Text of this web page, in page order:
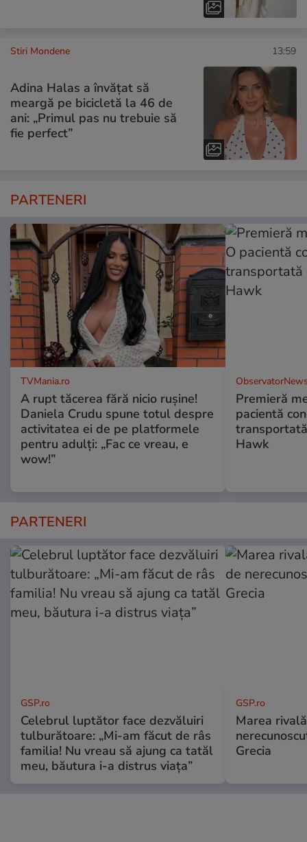
Stiri Mondene 13:59
Adina Halas a învățat să
meargă pe bicicletă la 46 de
ani: „Primul pas nu trebuie să
fie perfect”
PARTENERI
TVMania.ro
A rupt tăcerea fără nicio rușine!
Daniela Crudu spune totul despre
activitatea ei de pe platformele
pentru adulți: „Fac ce vreau, e
wow!”
Premieră
pacientă
Hawk
PARTENERI
GSP.ro
Celebrul luptător face dezvăluiri
tulburătoare: „Mi-am făcut de râs
familia! Nu vreau să ajung ca tatăl
meu, băutura i-a distrus viața”
GSP.ro
Marea
Grecia